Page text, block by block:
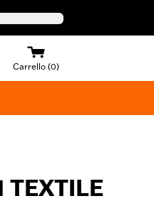
Carrello (0)
TEXTILE